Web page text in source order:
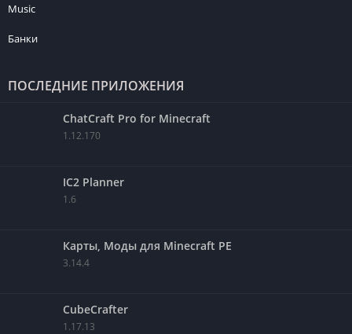
Music
Банки
ПОСЛЕДНИЕ ПРИЛОЖЕНИЯ
ChatCraft Pro for Minecraft
1.12.170
IC2 Planner
1.6
Карты, Моды для Minecraft PE
3.14.4
CubeCrafter
1.17.13